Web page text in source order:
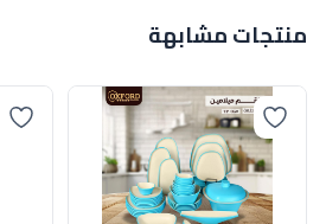
منتجات مشابهة